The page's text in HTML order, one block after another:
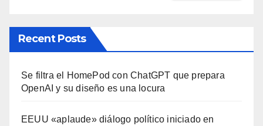
Recent Posts
Se filtra el HomePod con ChatGPT que prepara
OpenAI y su diseño es una locura
EEUU «aplaude» diálogo político iniciado en